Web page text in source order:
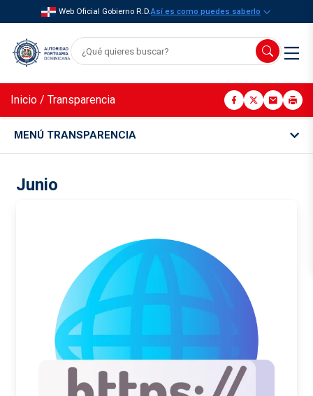
Web Oficial Gobierno R.D.Así es como puedes saberlo
Inicio / Transparencia
MENÚ TRANSPARENCIA
Junio